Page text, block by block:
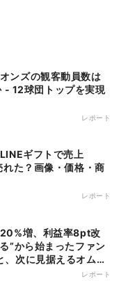
- 12球団トップを実現
レポート
た？画像・価格・商
レポート
”から始まったファン
、次に見据えるオムニ
レポート